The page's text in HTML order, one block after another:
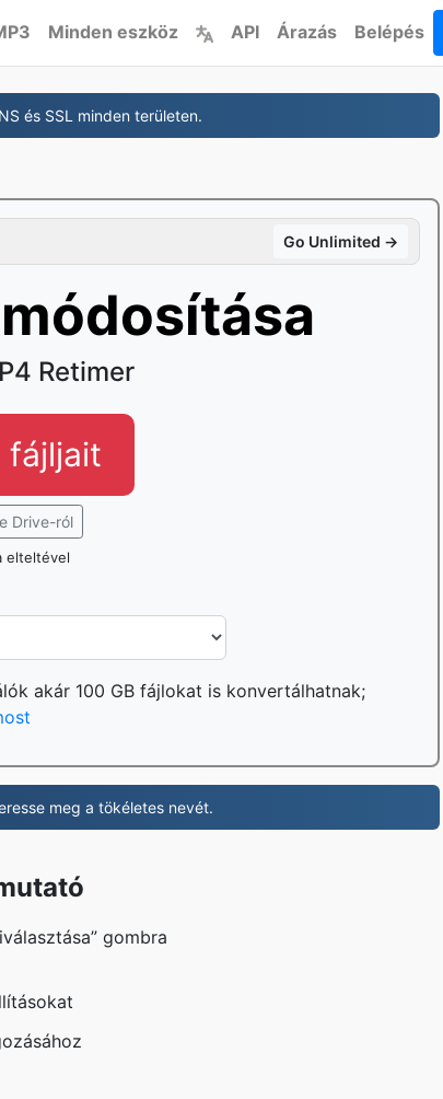
Minden eszköz API Árazás Belépés
és SSL minden területen.
Go Unlimited →
Retimer
fájljait
Drive-ról
elteltével
akár 100 GB fájlokat is konvertálhatnak;
meg a tökéletes nevét.
gombra